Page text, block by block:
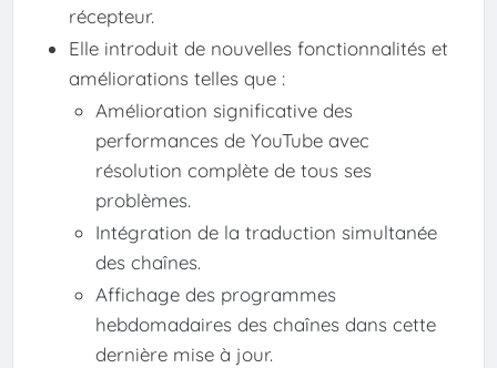
récepteur.
Elle introduit de nouvelles fonctionnalités et
améliorations telles que :
Amélioration significative des
performances de YouTube avec
résolution complète de tous ses
problèmes.
Intégration de la traduction simultanée
des chaînes.
Affichage des programmes
hebdomadaires des chaînes dans cette
dernière mise à jour.